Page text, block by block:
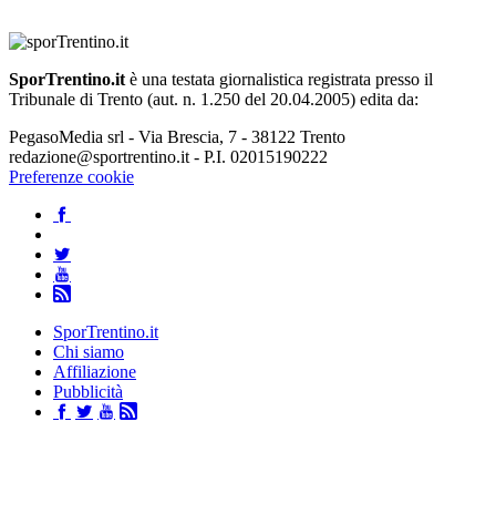
SporTrentino.it è una testata giornalistica registrata presso il
Tribunale di Trento (aut. n. 1.250 del 20.04.2005) edita da:
PegasoMedia srl - Via Brescia, 7 - 38122 Trento
redazione@sportrentino.it - P.I. 02015190222
Preferenze cookie
SporTrentino.it
Chi siamo
Affiliazione
Pubblicità